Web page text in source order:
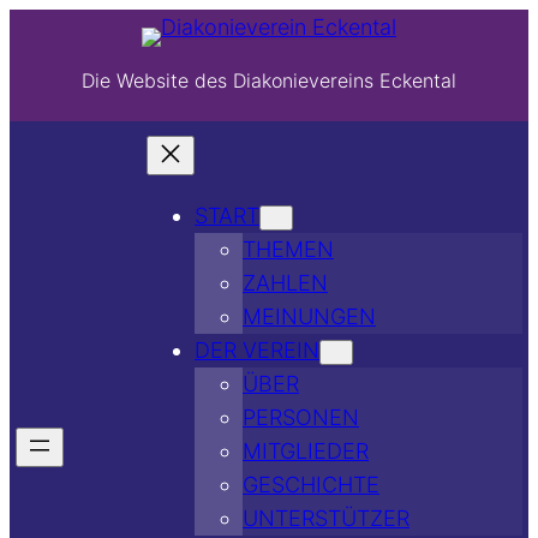
Die Website des Diakonievereins Eckental
START
THEMEN
ZAHLEN
MEINUNGEN
DER VEREIN
ÜBER
PERSONEN
MITGLIEDER
GESCHICHTE
UNTERSTÜTZER